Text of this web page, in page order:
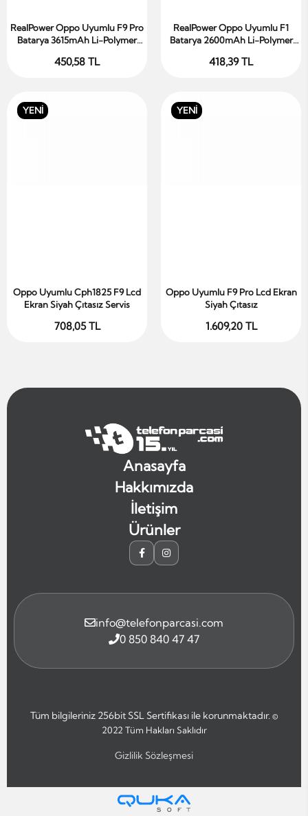
Sepete Ekle
RealPower Oppo Uyumlu F9 Pro
Batarya 3615mAh Li-Polymer
450,58 TL
Sepete Ekle
RealPower Oppo Uyumlu F1
Batarya 2600mAh Li-Polymer
418,39 TL
YENİ
Sepete Ekle
Oppo Uyumlu Cph1825 F9 Lcd
Ekran Siyah Çıtasız Servis
708,05 TL
YENİ
Sepete Ekle
Oppo Uyumlu F9 Pro Lcd Ekran
Siyah Çıtasız
1.609,20 TL
Anasayfa
Hakkımızda
İletişim
Ürünler
info@telefonparcasi.com
0 850 840 47 47
Tüm bilgileriniz 256bit SSL Sertifikası ile korunmaktadır.©
2022 Tüm Hakları Saklıdır
Gizlilik Sözleşmesi